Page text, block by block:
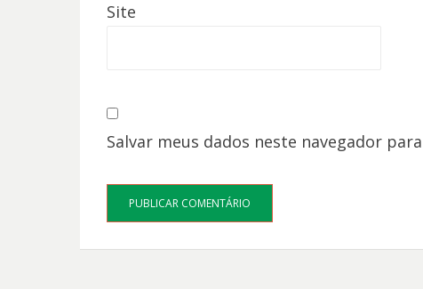
Site
Salvar meus dados neste navegador